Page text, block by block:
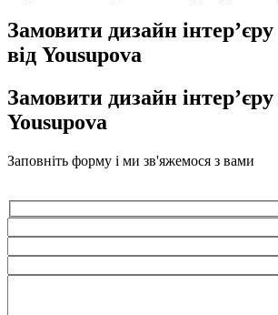
Замовити дизайн інтер’єру
від Yousupova
Замовити дизайн інтер’єру
Yousupova
Заповніть форму і ми зв'яжемося з вами